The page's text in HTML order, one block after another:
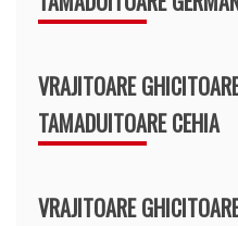
VRAJITOARE
TAMADUITOARE CEHIA
VRAJITOARE